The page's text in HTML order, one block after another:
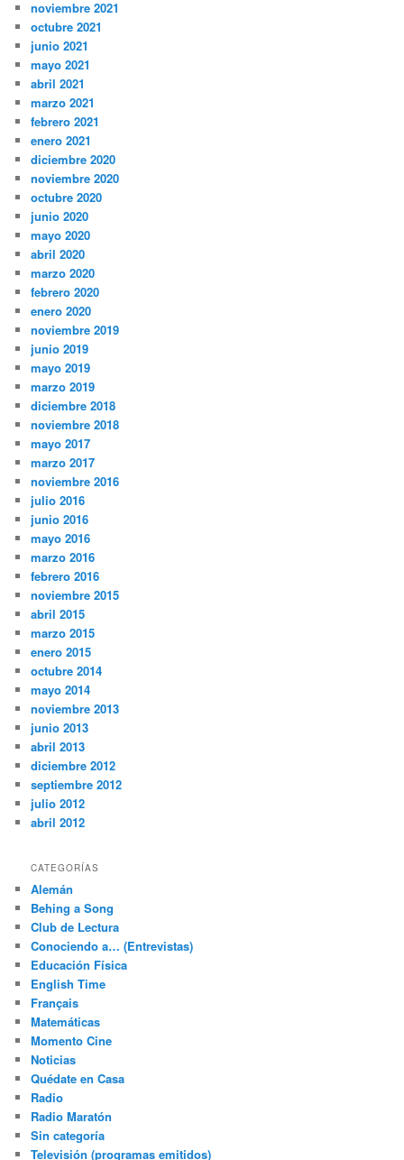
noviembre 2021
octubre 2021
junio 2021
mayo 2021
abril 2021
marzo 2021
febrero 2021
enero 2021
diciembre 2020
noviembre 2020
octubre 2020
junio 2020
mayo 2020
abril 2020
marzo 2020
febrero 2020
enero 2020
noviembre 2019
junio 2019
mayo 2019
marzo 2019
diciembre 2018
noviembre 2018
mayo 2017
marzo 2017
noviembre 2016
julio 2016
junio 2016
mayo 2016
marzo 2016
febrero 2016
noviembre 2015
abril 2015
marzo 2015
enero 2015
octubre 2014
mayo 2014
noviembre 2013
junio 2013
abril 2013
diciembre 2012
septiembre 2012
julio 2012
abril 2012
CATEGORÍAS
Alemán
Behing a Song
Club de Lectura
Conociendo a… (Entrevistas)
Educación Física
English Time
Français
Matemáticas
Momento Cine
Noticias
Quédate en Casa
Radio
Radio Maratón
Sin categoría
Televisión (programas emitidos)